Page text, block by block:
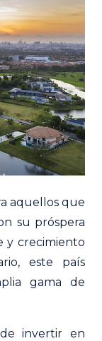
aquellos que
su próspera
y crecimiento
este país
gama de
invertir en